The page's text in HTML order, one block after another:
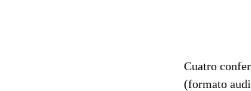
Cuatro
(formato